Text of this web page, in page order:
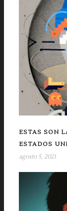
ESTAS SON
ESTADOS
agosto 5, 2021